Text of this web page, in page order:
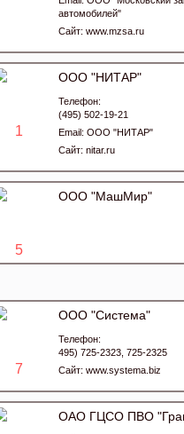
автомобилей"
Сайт: www.mzsa.ru
1
ООО "НИТАР"
Телефон:
(495) 502-19-21
Email: ООО "НИТАР"
Сайт: nitar.ru
5
ООО "МашМир"
7
ООО "Система"
Телефон:
495) 725-2323, 725-2325
Сайт: www.systema.biz
ОАО ГЦСО ПВО